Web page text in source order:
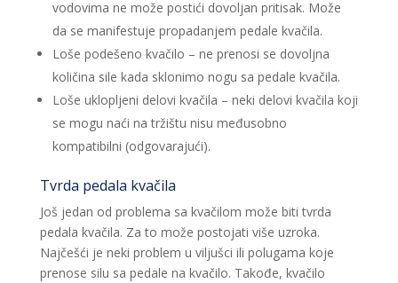
vodovima ne može postići dovoljan pritisak. Može
da se manifestuje propadanjem pedale kvačila.
Loše podešeno kvačilo – ne prenosi se dovoljna
količina sile kada sklonimo nogu sa pedale kvačila.
Loše uklopljeni delovi kvačila – neki delovi kvačila koji
se mogu naći na tržištu nisu međusobno
kompatibilni (odgovarajući).
Tvrda pedala kvačila
Još jedan od problema sa kvačilom može biti tvrda
pedala kvačila. Za to može postojati više uzroka.
Najčešći je neki problem u viljušci ili polugama koje
prenose silu sa pedale na kvačilo. Takođe, kvačilo